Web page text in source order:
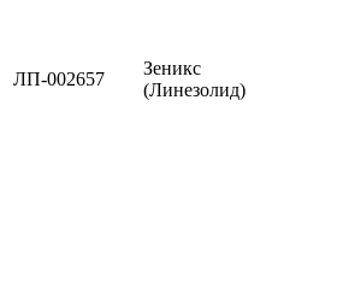
ЛП-002657
Зеникс
(Линезолид)